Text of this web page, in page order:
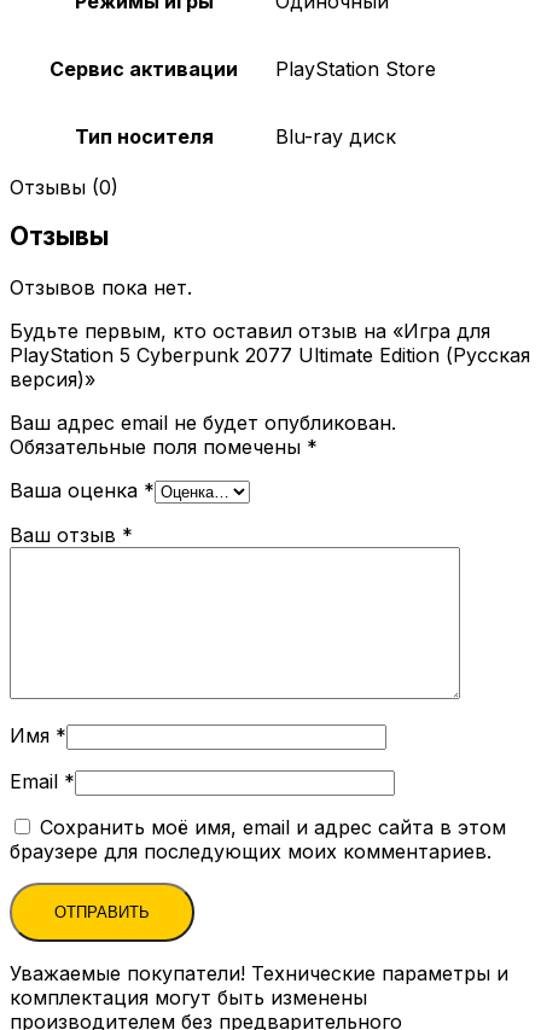
Сервис активации PlayStation Store
Тип носителя Blu-ray диск
Отзывы (0)
Отзывы
Отзывов пока нет.
Будьте первым, кто оставил отзыв на «Игра для
PlayStation 5 Cyberpunk 2077 Ultimate Edition (Русская
версия)»
Ваш адрес email не будет опубликован.
Обязательные поля помечены *
Ваша оценка *
Ваш отзыв *
Имя *
Email *
Сохранить моё имя, email и адрес сайта в этом
браузере для последующих моих комментариев.
Уважаемые покупатели! Технические параметры и
комплектация могут быть изменены
производителем без предварительного